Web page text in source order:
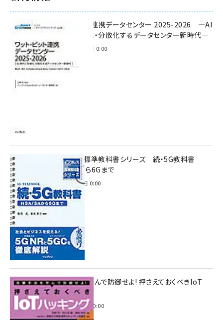
ワット・ビット連携データセンター 2025-2026 ―AI
時代に多様化・分散化するデータセンター新時代―
2025年11月28日 0:00
インプレス標準教科書シリーズ 続・5G教科書
NSA/SAから6Gまで
2023年4月3日 0:00
攻撃手法を学んで防御せよ! 押さえておくべきIoT
ハッキング
2022年6月14日 0:00